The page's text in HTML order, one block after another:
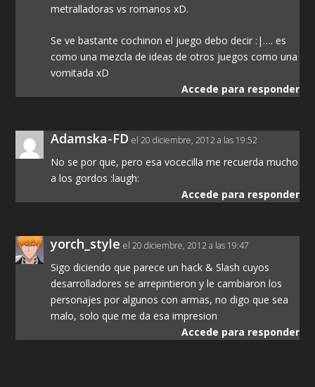
metralladoras vs romanos xD.
Se ve bastante cochinon el juego debo decir :|…. es
como una mezcla de ideas de otros juegos como una
vomitada xD
Accede para responder
Adamska-FD el 20 diciembre, 2012 a las 19:52
No se por que, pero esa vocecilla me recuerda mucho
a los gordos :laugh:
Accede para responder
yorch_style el 20 diciembre, 2012 a las 19:47
Sigo diciendo que parece un hack & Slash cuyos
desarrolladores se arrepintieron y le cambiaron los
personajes por algunos con armas, no digo que sea
malo, solo que me da esa impresion
Accede para responder